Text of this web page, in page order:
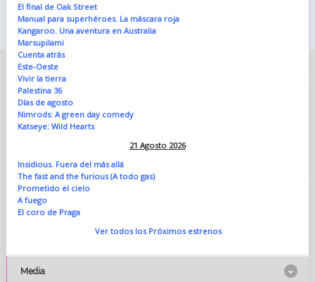
El final de Oak Street
Manual para superhéroes. La máscara roja
Kangaroo. Una aventura en Australia
Marsupilami
Cuenta atrás
Este-Oeste
Vivir la tierra
Palestina 36
Días de agosto
Nimrods: A green day comedy
Katseye: Wild Hearts
21 Agosto 2026
Insidious. Fuera del más allá
The fast and the furious (A todo gas)
Prometido el cielo
A fuego
El coro de Praga
Ver todos los Próximos estrenos
Media